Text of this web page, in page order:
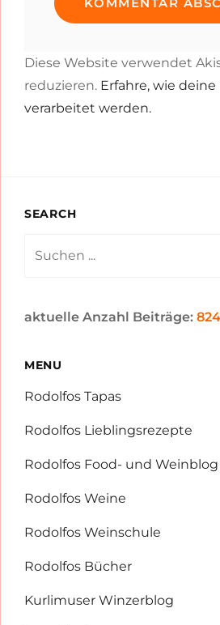
Diese Website verwendet
reduzieren. Erfahre, wie
verarbeitet werden.
SEARCH
aktuelle Anzahl Beiträge: 824
MENU
Rodolfos Tapas
Rodolfos Lieblingsrezepte
Rodolfos Food- und Weinblog
Rodolfos Weine
Rodolfos Weinschule
Rodolfos Bücher
Kurlimuser Winzerblog